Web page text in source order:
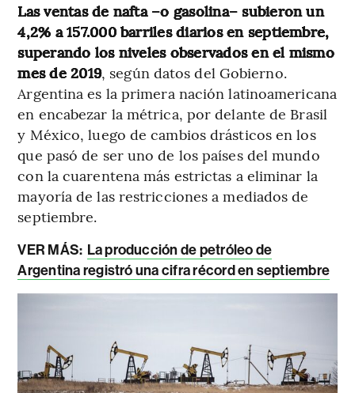
Las ventas de nafta –o gasolina– subieron un
4,2% a 157.000 barriles diarios en septiembre,
superando los niveles observados en el mismo
mes de 2019, según datos del Gobierno.
Argentina es la primera nación latinoamericana
en encabezar la métrica, por delante de Brasil
y México, luego de cambios drásticos en los
que pasó de ser uno de los países del mundo
con la cuarentena más estrictas a eliminar la
mayoría de las restricciones a mediados de
septiembre.
VER MÁS: La producción de petróleo de
Argentina registró una cifra récord en septiembre